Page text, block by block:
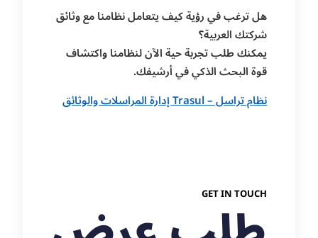
هل ترغب في رؤية كيف يتعامل نظامنا مع وثائق
شركتك العربية؟
يمكنك طلب تجربة حية الآن لنظامنا واكتشاف
قوة البحث الذكي في أرشيفك.
نظام تراسل – Trasul إدارة المراسلات والوثائق
GET IN TOUCH